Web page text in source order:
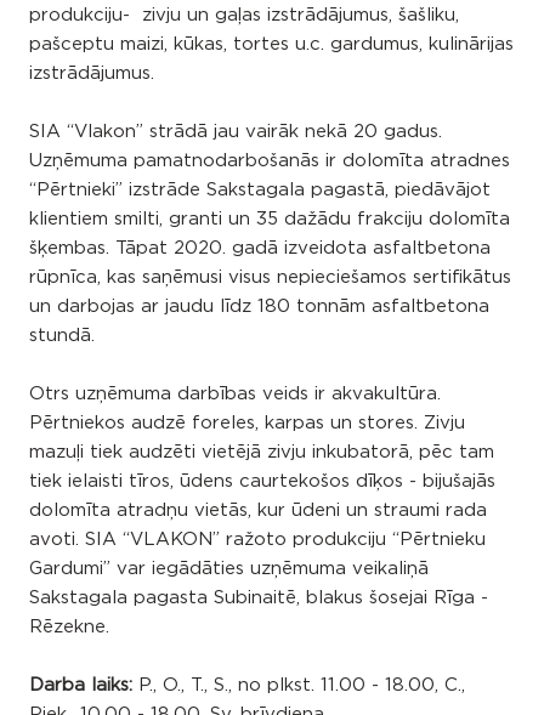
produkciju- zivju un gaļas izstrādājumus, šašliku,
pašceptu maizi, kūkas, tortes u.c. gardumus, kulinārijas
izstrādājumus.
SIA “Vlakon” strādā jau vairāk nekā 20 gadus.
Uzņēmuma pamatnodarbošanās ir dolomīta atradnes
“Pērtnieki” izstrāde Sakstagala pagastā, piedāvājot
klientiem smilti, granti un 35 dažādu frakciju dolomīta
šķembas. Tāpat 2020. gadā izveidota asfaltbetona
rūpnīca, kas saņēmusi visus nepieciešamos sertifikātus
un darbojas ar jaudu līdz 180 tonnām asfaltbetona
stundā.
Otrs uzņēmuma darbības veids ir akvakultūra.
Pērtniekos audzē foreles, karpas un stores. Zivju
mazuļi tiek audzēti vietējā zivju inkubatorā, pēc tam
tiek ielaisti tīros, ūdens caurtekošos dīķos - bijušajās
dolomīta atradņu vietās, kur ūdeni un straumi rada
avoti. SIA “VLAKON” ražoto produkciju “Pērtnieku
Gardumi” var iegādāties uzņēmuma veikaliņā
Sakstagala pagasta Subinaitē, blakus šosejai Rīga -
Rēzekne.
Darba laiks: P., O., T., S., no plkst. 11.00 - 18.00, C.,